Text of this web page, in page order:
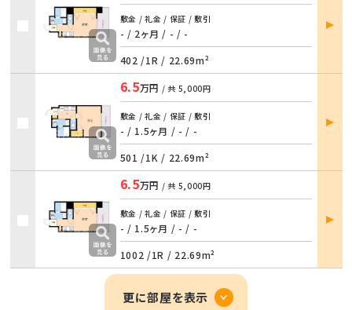
敷金 / 礼金 / 保証 / 敷引
- / 2ヶ月 / - / -
402 /1R / 22.69m²
部屋
詳細
6.5万円 / 共 5,000円
敷金 / 礼金 / 保証 / 敷引
- / 1.5ヶ月 / - / -
501 /1K / 22.69m²
部屋
詳細
6.5万円 / 共 5,000円
敷金 / 礼金 / 保証 / 敷引
- / 1.5ヶ月 / - / -
1002 /1R / 22.69m²
部屋
詳細
更に部屋を表示